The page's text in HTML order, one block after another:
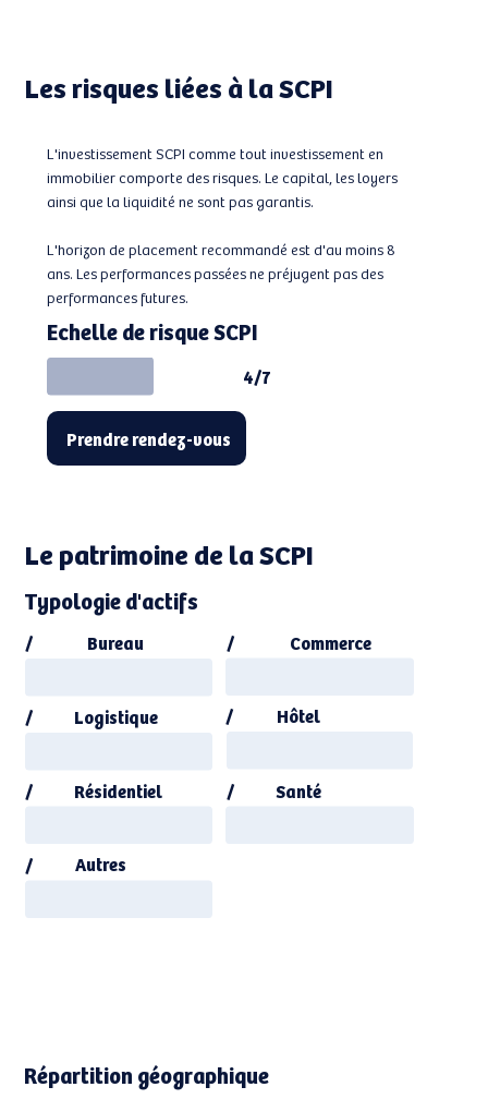
Les risques liées à la SCPI
L'investissement SCPI comme tout investissement en
immobilier comporte des risques. Le capital, les loyers
ainsi que la liquidité ne sont pas garantis.
L'horizon de placement recommandé est d'au moins 8
ans. Les performances passées ne préjugent pas des
performances futures.
Echelle de risque SCPI
4/7
Prendre rendez-vous
Le patrimoine de la SCPI
Typologie d'actifs
/ Bureau / Commerce
/ Logistique / Hôtel
/ Résidentiel / Santé
/ Autres
Répartition géographique